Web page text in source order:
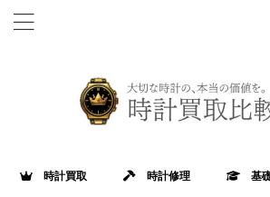
時計買取 時計修理 基